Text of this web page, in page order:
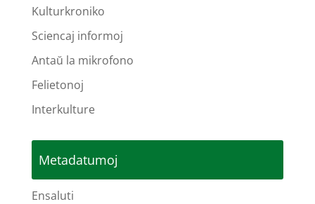
Kulturkroniko
Sciencaj informoj
Antaŭ la mikrofono
Felietonoj
Interkulture
Metadatumoj
Ensaluti